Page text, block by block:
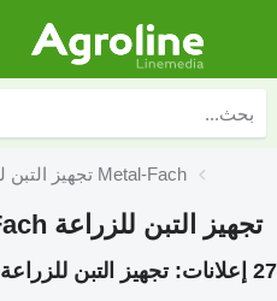
تجهيز التبن للزراعة Metal-Fach
تجهيز التبن للزراعة Metal-Fach
27 إعلانات: تجهيز التبن للزراعة Metal-Fach